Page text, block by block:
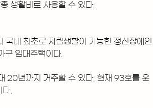
생활비로 사용할 수 있다.
내 최초로 자립생활이 가능한 정신장애인
구 임대주택이다.
20년까지 거주할 수 있다. 현재 93호를 운
.